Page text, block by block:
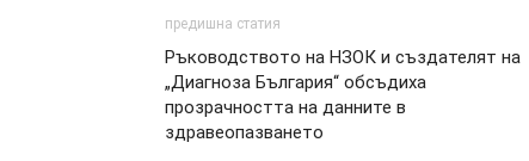
предишна статия
Ръководството на НЗОК и създателят на
„Диагноза България“ обсъдиха
прозрачността на данните в
здравеопазването